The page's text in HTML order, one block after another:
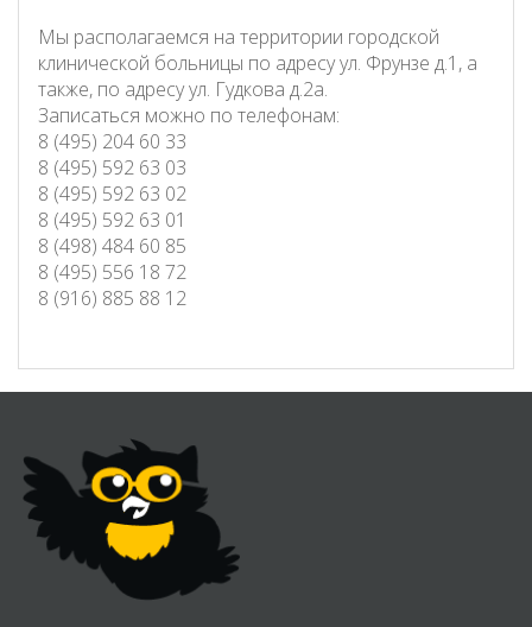
Мы располагаемся на территории городской
клинической больницы по адресу ул. Фрунзе д.1, а
также, по адресу ул. Гудкова д.2а.
Записаться можно по телефонам:
8 (495) 204 60 33
8 (495) 592 63 03
8 (495) 592 63 02
8 (495) 592 63 01
8 (498) 484 60 85
8 (495) 556 18 72
8 (916) 885 88 12